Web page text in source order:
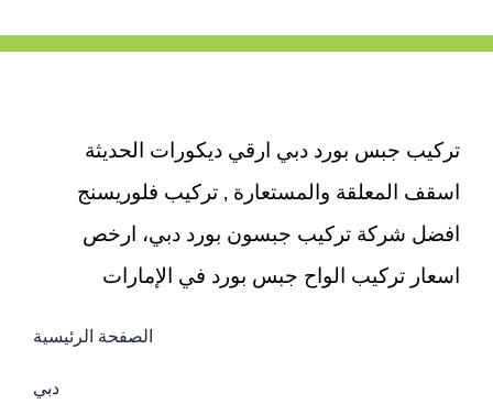
تركيب جبس بورد دبي ارقي ديكورات الحديثة
اسقف المعلقة والمستعارة , تركيب فلوريسنج
افضل شركة تركيب جبسون بورد دبي، ارخص
اسعار تركيب الواح جبس بورد في الإمارات
الصفحة الرئيسية
دبي